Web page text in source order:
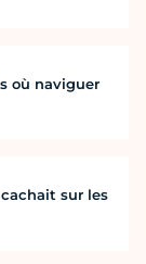
où naviguer
sur les